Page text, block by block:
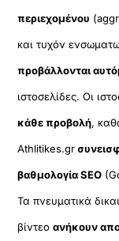
περιεχομένου
και τυχόν
προβάλλονται
ιστοσελίδες. Οι
κάθε προβολή,
Athlitikes.gr
βαθμολογία SEO
Τα πνευματικά
βίντεοανήκουν